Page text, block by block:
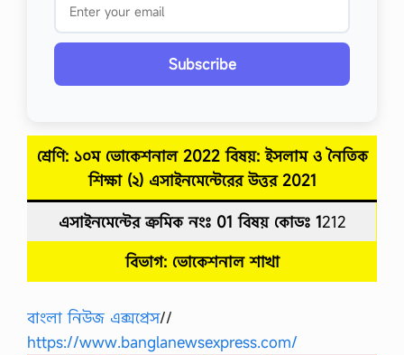
Subscribe
শ্রেণি: ১০ম ভোকেশনাল 2022 বিষয়: ইসলাম ও নৈতিক
শিক্ষা (২) এসাইনমেন্টেরের উত্তর2021
এসাইনমেন্টের ক্রমিক নংঃ 01 বিষয় কোডঃ 1212
বিভাগ: ভোকেশনাল শাখা
বাংলা নিউজ এক্সপ্রেস//
https://www.banglanewsexpress.com/